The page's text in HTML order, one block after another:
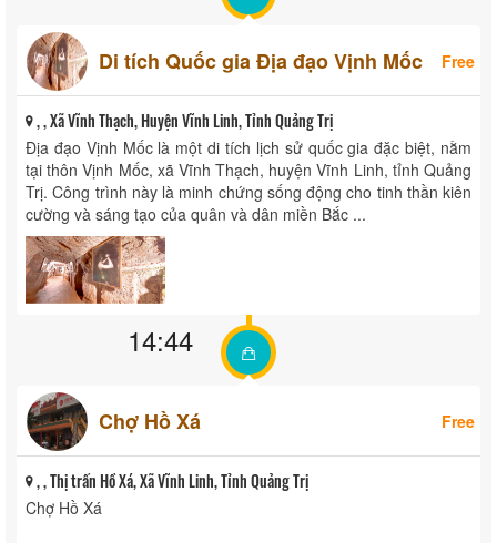
Di tích Quốc gia Địa đạo Vịnh Mốc Free
, , Xã Vĩnh Thạch, Huyện Vĩnh Linh, Tỉnh Quảng Trị
Địa đạo Vịnh Mốc là một di tích lịch sử quốc gia đặc biệt, nằm
tại thôn Vịnh Mốc, xã Vĩnh Thạch, huyện Vĩnh Linh, tỉnh Quảng
Trị. Công trình này là minh chứng sống động cho tinh thần kiên
cường và sáng tạo của quân và dân miền Bắc ...
14:44
Chợ Hồ Xá Free
, , Thị trấn Hồ Xá, Xã Vĩnh Linh, Tỉnh Quảng Trị
Chợ Hồ Xá